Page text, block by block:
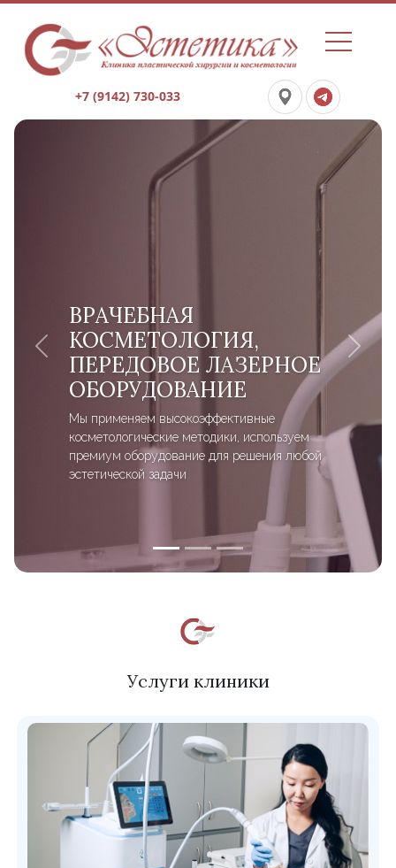
+7 (9142) 730-033
ВРАЧЕБНАЯ
КОСМЕТОЛОГИЯ,
ПЕРЕДОВОЕ ЛАЗЕРНОЕ
ОБОРУДОВАНИЕ
Мы применяем высокоэффективные
косметологические методики, используем
премиум оборудование для решения любой
эстетической задачи
Previous Next
Услуги клиники